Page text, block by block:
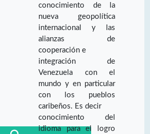
conocimiento de la
nueva geopolítica
internacional y las
alianzas de
cooperación e
integración de
Venezuela con el
mundo y en particular
con los pueblos
caribeños. Es decir
conocimiento del
idioma para el logro